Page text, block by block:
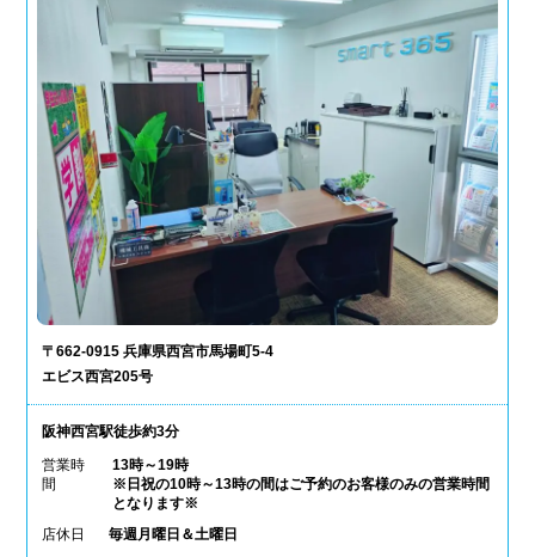
〒662-0915 兵庫県西宮市馬場町5-4
エビス西宮205号
阪神西宮駅徒歩約3分
営業時
間
13時～19時
※日祝の10時～13時の間はご予約のお客様のみの営業時間
となります※
店休日
毎週月曜日＆土曜日